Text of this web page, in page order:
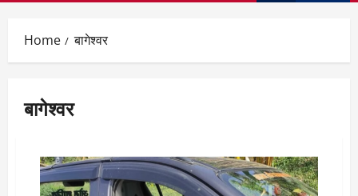
Home बागेश्वर
बागेश्वर